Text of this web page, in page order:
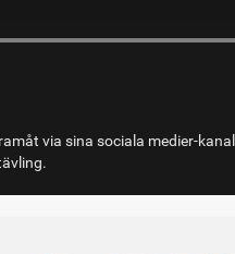
via sina sociala medier-